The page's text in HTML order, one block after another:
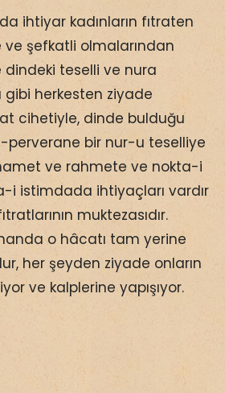
ihtiyar kadınların fıtraten
şefkatli olmalarından
dindeki teselli ve nura
gibi herkesten ziyade
cihetiyle, dinde bulduğu
perverane bir nur-u teselliye
ve rahmete ve nokta-i
i istimdada ihtiyaçları vardır
muktezasıdır.
o hâcatı tam yerine
her şeyden ziyade onların
ve kalplerine yapışıyor.